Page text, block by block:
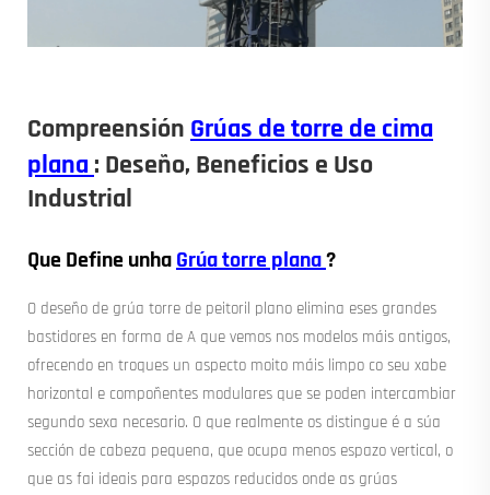
Compreensión Grúas de torre de cima
plana : Deseño, Beneficios e Uso
Industrial
Que Define unhaGrúa torre plana?
O deseño de grúa torre de peitoril plano elimina eses grandes
bastidores en forma de A que vemos nos modelos máis antigos,
ofrecendo en troques un aspecto moito máis limpo co seu xabe
horizontal e compoñentes modulares que se poden intercambiar
segundo sexa necesario. O que realmente os distingue é a súa
sección de cabeza pequena, que ocupa menos espazo vertical, o
que as fai ideais para espazos reducidos onde as grúas